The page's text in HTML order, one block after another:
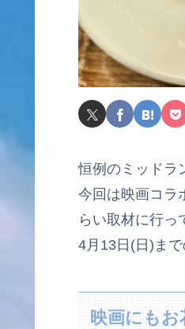
恒例のミッドラ
今回は映画コラ
らい取材に行っ
4月13日(日)ま
映画にも